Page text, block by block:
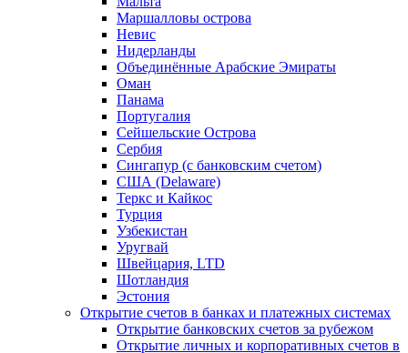
Маршалловы острова
Нeвис
Нидерланды
Объединённые Арабские Эмираты
Оман
Панама
Португалия
Сейшельские Острова
Сербия
Сингапур (c банковским счетом)
США (Delaware)
Теркс и Кайкос
Турция
Узбекистан
Уругвай
Швейцария, LTD
Шотландия
Эстония
Открытие счетов в банках и платежных системах
Открытие банковских счетов за рубежом
Открытие личных и корпоративных счетов в